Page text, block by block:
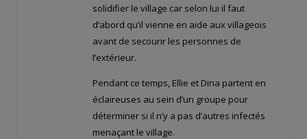
solidifier le village car selon lui il faut
d’abord qu’il vienne en aide aux villageois
avant de secourir les personnes de
l’extérieur.
Pendant ce temps, Ellie et Dina partent en
éclaireuses au sein d’un groupe pour
déterminer si il n’y a pas d’autres infectés
menaçant le village.